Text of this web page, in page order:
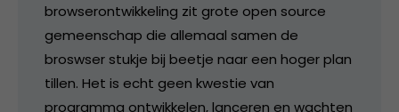
browserontwikkeling zit grote open source
gemeenschap die allemaal samen de
broswser stukje bij beetje naar een hoger plan
tillen. Het is echt geen kwestie van
programma ontwikkelen, lanceren en wachten